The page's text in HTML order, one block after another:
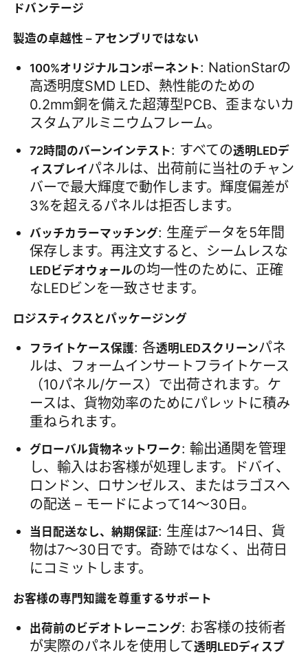
ドバンテージ
製造の卓越性 – アセンブリではない
100%オリジナルコンポーネント: NationStarの
高透明度SMD LED、熱性能のための
0.2mm銅を備えた超薄型PCB、歪まないカ
スタムアルミニウムフレーム。
72時間のバーンインテスト: すべての透明LEDデ
ィスプレイパネルは、出荷前に当社のチャン
バーで最大輝度で動作します。輝度偏差が
3%を超えるパネルは拒否します。
バッチカラーマッチング: 生産データを5年間
保存します。再注文すると、シームレスな
LEDビデオウォールの均一性のために、正確
なLEDビンを一致させます。
ロジスティクスとパッケージング
フライトケース保護: 各透明LEDスクリーンパネ
ルは、フォームインサートフライトケース
（10パネル/ケース）で出荷されます。ケ
ースは、貨物効率のためにパレットに積み
重ねられます。
グローバル貨物ネットワーク: 輸出通関を管理
し、輸入はお客様が処理します。ドバイ、
ロンドン、ロサンゼルス、またはラゴスへ
の配送 – モードによって14〜30日。
当日配送なし、納期保証: 生産は7〜14日、貨
物は7〜30日です。奇跡ではなく、出荷日
にコミットします。
お客様の専門知識を尊重するサポート
出荷前のビデオトレーニング: お客様の技術者
が実際のパネルを使用して透明LEDディスプ